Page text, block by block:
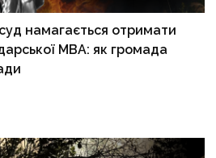
намагається отримати
МВА: як громада